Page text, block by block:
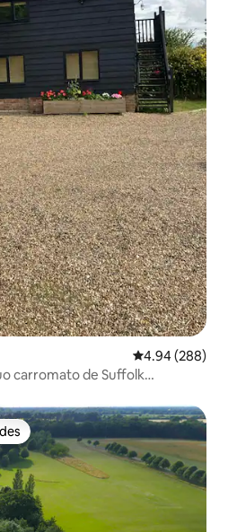
Calificación
4.94 (288)
carromato de Suffolk
preferido